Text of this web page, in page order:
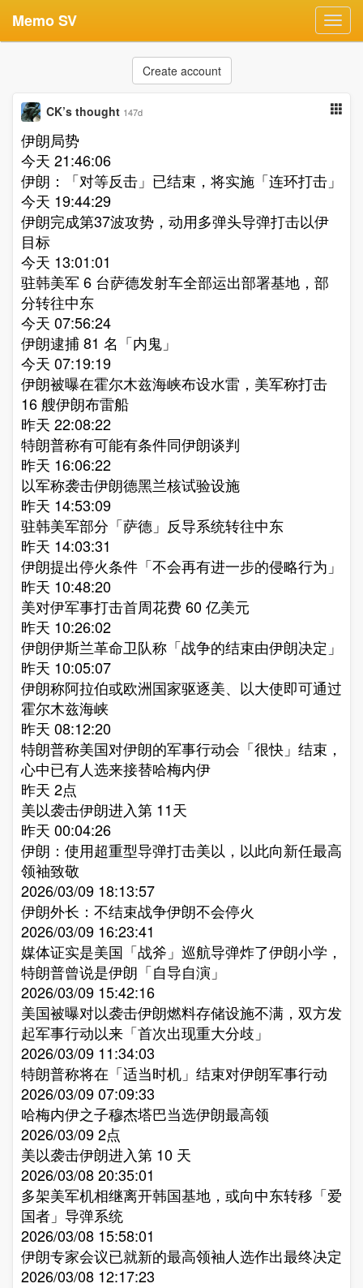
Memo SV
Create account
CK’s thought 147d
伊朗局势
今天 21:46:06
伊朗：「对等反击」已结束，将实施「连环打击」​
今天 19:44:29
伊朗完成第37波攻势，动用多弹头导弹打击以伊
目标​
今天 13:01:01
驻韩美军 6 台萨德发射车全部运出部署基地，部
分转往中东​
今天 07:56:24
伊朗逮捕 81 名「内鬼」​
今天 07:19:19
伊朗被曝在霍尔木兹海峡布设水雷，美军称打击
16 艘伊朗布雷船​
昨天 22:08:22
特朗普称有可能有条件同伊朗谈判​
昨天 16:06:22
以军称袭击伊朗德黑兰核试验设施​
昨天 14:53:09
驻韩美军部分「萨德」反导系统转往中东​
昨天 14:03:31
伊朗提出停火条件「不会再有进一步的侵略行为」​
昨天 10:48:20
美对伊军事打击首周花费 60 亿美元​
昨天 10:26:02
伊朗伊斯兰革命卫队称「战争的结束由伊朗决定」​
昨天 10:05:07
伊朗称阿拉伯或欧洲国家驱逐美、以大使即可通过
霍尔木兹海峡​
昨天 08:12:20
特朗普称美国对伊朗的军事行动会「很快」结束，
心中已有人选来接替哈梅内伊​
昨天 2点
美以袭击伊朗进入第 11天​
昨天 00:04:26
伊朗：使用超重型导弹打击美以，以此向新任最高
领袖致敬​
2026/03/09 18:13:57
伊朗外长：不结束战争伊朗不会停火​
2026/03/09 16:23:41
媒体证实是美国「战斧」巡航导弹炸了伊朗小学，
特朗普曾说是伊朗「自导自演」​
2026/03/09 15:42:16
美国被曝对以袭击伊朗燃料存储设施不满，双方发
起军事行动以来「首次出现重大分歧」​
2026/03/09 11:34:03
特朗普称将在「适当时机」结束对伊朗军事行动​
2026/03/09 07:09:33
哈梅内伊之子穆杰塔巴当选伊朗最高领​
2026/03/09 2点
美以袭击伊朗进入第 10 天​
2026/03/08 20:35:01
多架美军机相继离开韩国基地，或向中东转移「爱
国者」导弹系统​
2026/03/08 15:58:01
伊朗专家会议已就新的最高领袖人选作出最终决定​
2026/03/08 12:17:23